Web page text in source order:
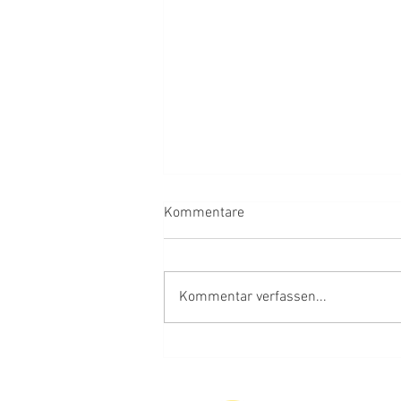
Kommentare
Kommentar verfassen...